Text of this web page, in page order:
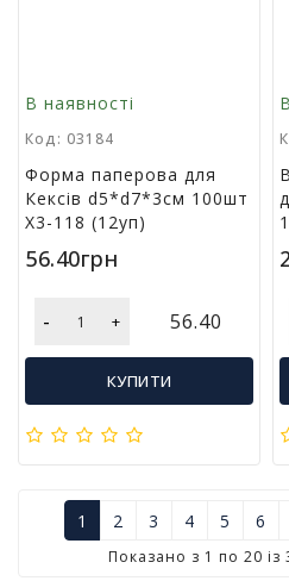
В наявності
Код: 03184
Форма паперова для
Кексів d5*d7*3см 100шт
Х3-118 (12уп)
56.40грн
- + 56.40
КУПИТИ
1 2 3 4 5 6
Показано з 1 по 20 із